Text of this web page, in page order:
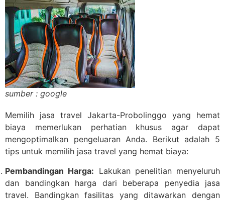
sumber : google
Memilih jasa travel Jakarta-Probolinggo yang hemat
biaya memerlukan perhatian khusus agar dapat
mengoptimalkan pengeluaran Anda. Berikut adalah 5
tips untuk memilih jasa travel yang hemat biaya:
Pembandingan Harga: Lakukan penelitian menyeluruh
dan bandingkan harga dari beberapa penyedia jasa
travel. Bandingkan fasilitas yang ditawarkan dengan